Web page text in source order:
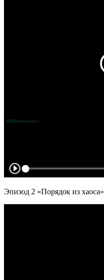
Эпизод 2 «Порядок из хаоса»